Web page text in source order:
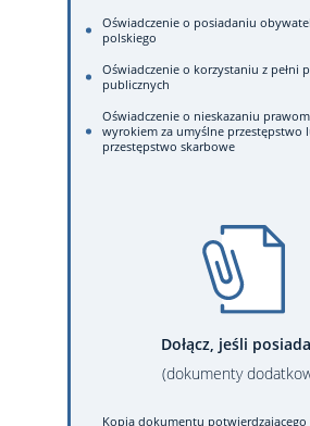
Oświadczenie o posiadaniu
polskiego
Oświadczenie o korzystaniu z pełni
publicznych
Oświadczenie o nieskazaniu
wyrokiem za umyślne przestępstwo
przestępstwo skarbowe
Dołącz, jeśli
(dokumenty
Kopia dokumentu potwierdzającego